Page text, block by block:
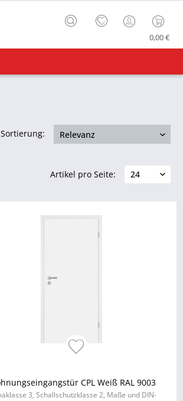
0,00 €
Sortierung:
Artikel pro Seite:
CPL Weiß RAL 9003
3, Schallschutzklasse 2, Maße und DIN-